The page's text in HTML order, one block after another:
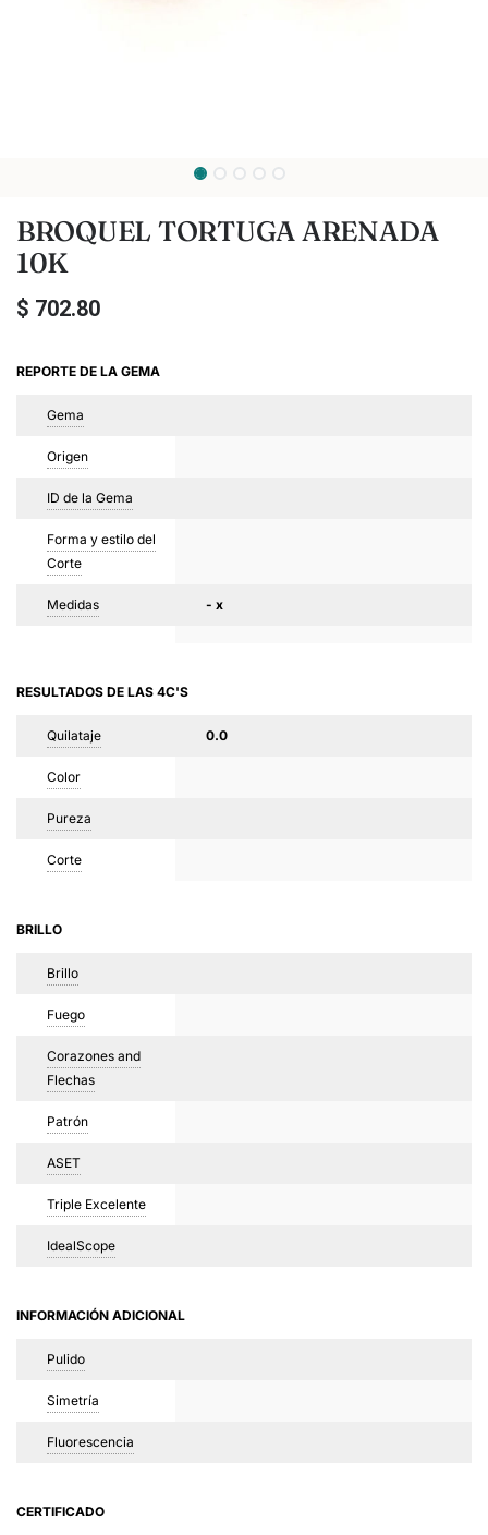
BROQUEL TORTUGA ARENADA
10K
$ 702.80
REPORTE DE LA GEMA
Gema
Origen
ID de la Gema
Forma y estilo del
Corte
Medidas - x
RESULTADOS DE LAS 4C'S
Quilataje 0.0
Color
Pureza
Corte
BRILLO
Brillo
Fuego
Corazones and
Flechas
Patrón
ASET
Triple Excelente
IdealScope
INFORMACIÓN ADICIONAL
Pulido
Simetría
Fluorescencia
CERTIFICADO